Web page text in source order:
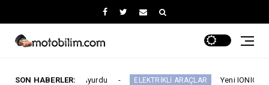
SON HABERLER:
Duyurdu ELEKTRİKLİ ARAÇLAR Yeni IONIQ6, 680 km